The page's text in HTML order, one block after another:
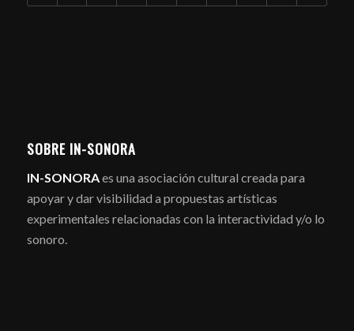
SOBRE IN-SONORA
IN-SONORAes una asociación cultural creada para
apoyar y dar visibilidad a propuestas artísticas
experimentales relacionadas con la interactividad y/o lo
sonoro.